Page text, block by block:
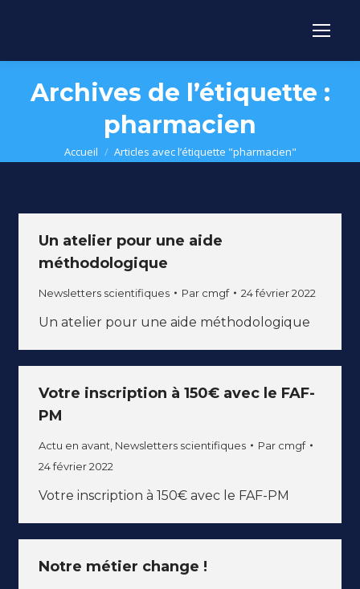
Archives de l’étiquette :
pharmacien
Vous êtes ici :
Accueil Articles avec l’étiquette "pharmacien"
Un atelier pour une aide
méthodologique
Newsletters scientifiques Par cmgf 24 février 2022
Un atelier pour une aide méthodologique
Votre inscription à 150€ avec le FAF-
PM
Actu en avant Newsletters scientifiques Par cmgf
24 février 2022
Votre inscription à 150€ avec le FAF-PM
Notre métier change !